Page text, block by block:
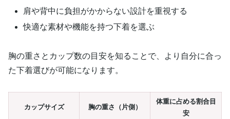
肩や背中に負担がかからない設計を重視する
快適な素材や機能を持つ下着を選ぶ
胸の重さとカップ数の目安を知ることで、より自分に合っ
た下着選びが可能になります。
カップサイズ 胸の重さ（片側）
体重に占める割合目
安